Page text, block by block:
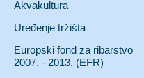
Akvakultura
Uređenje tržišta
Europski fond za ribarstvo
2007. - 2013. (EFR)